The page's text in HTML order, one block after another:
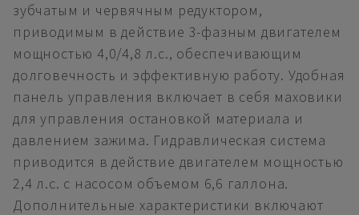
зубчатым и червячным редуктором,
приводимым в действие 3-фазным двигателем
мощностью 4,0/4,8 л.с., обеспечивающим
долговечность и эффективную работу. Удобная
панель управления включает в себя маховики
для управления остановкой материала и
давлением зажима. Гидравлическая система
приводится в действие двигателем мощностью
2,4 л.с. с насосом объемом 6,6 галлона.
Дополнительные характеристики включают